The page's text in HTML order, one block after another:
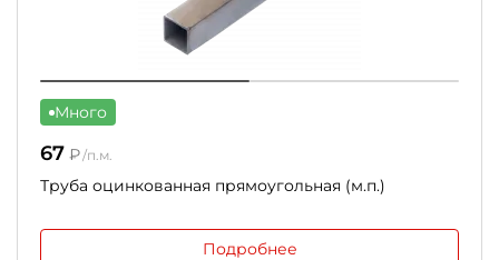
Много
67 ₽/п.м.
Труба оцинкованная прямоугольная (м.п.)
Подробнее